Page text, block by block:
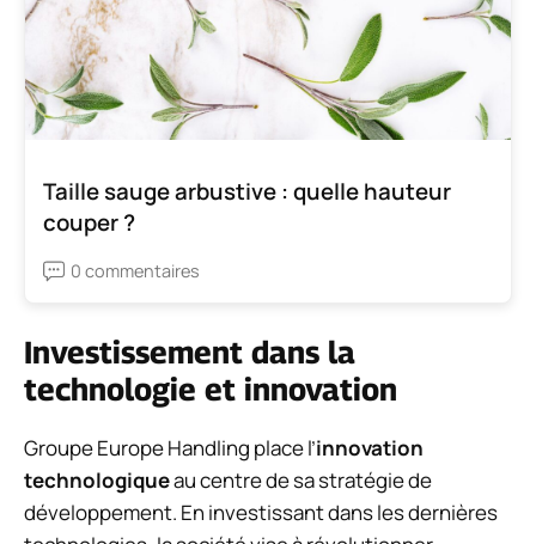
Taille sauge arbustive : quelle hauteur
couper ?
0 commentaires
Investissement dans la
technologie et innovation
Groupe Europe Handling place l’innovation
technologiqueau centre de sa stratégie de
développement. En investissant dans les dernières